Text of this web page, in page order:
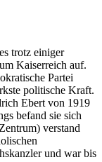
trotz einiger
Kaiserreich auf.
Partei
politische Kraft.
Ebert von 1919
befand sie sich
verstand
und war bis